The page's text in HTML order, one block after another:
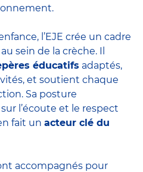
l’EJE crée un cadre
sein de la crèche. Il
éducatifs adaptés,
et soutient chaque
Sa posture
l’écoute et le respect
fait un acteur clé du
accompagnés pour